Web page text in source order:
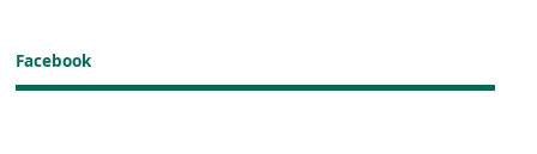
Facebook